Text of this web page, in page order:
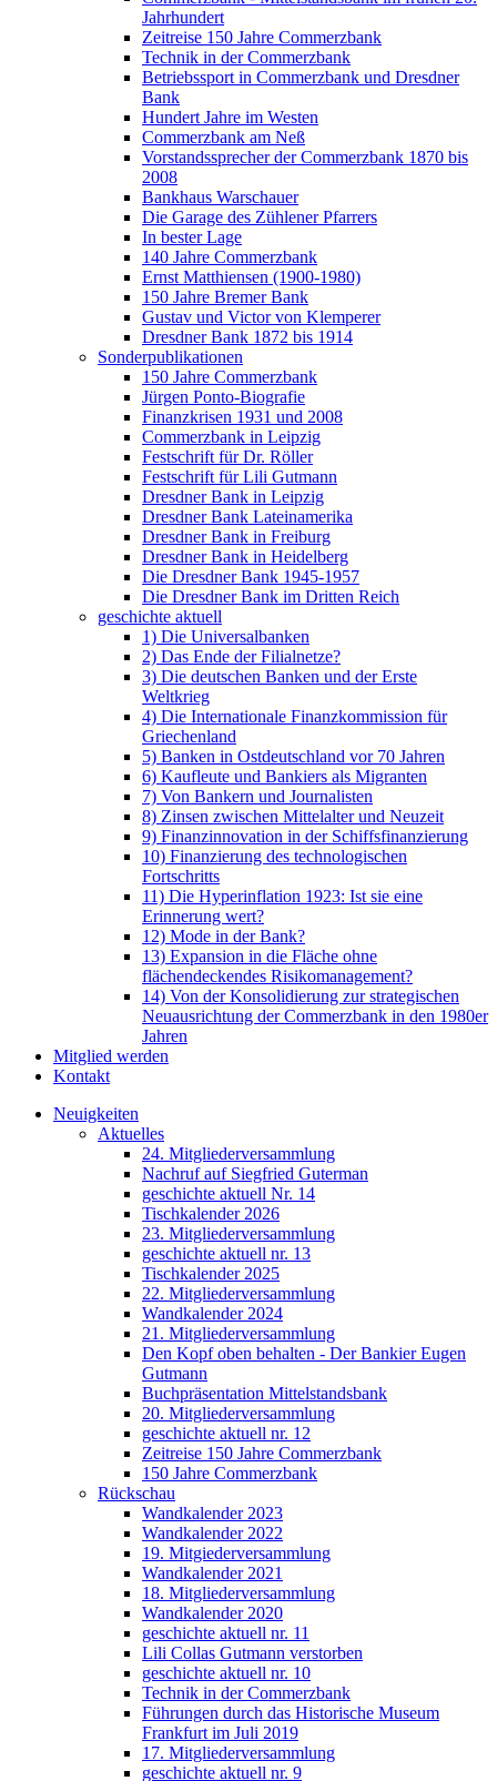
Jahrhundert
Zeitreise 150 Jahre Commerzbank
Technik in der Commerzbank
Betriebssport in Commerzbank und Dresdner
Bank
Hundert Jahre im Westen
Commerzbank am Neß
Vorstandssprecher der Commerzbank 1870 bis
2008
Bankhaus Warschauer
Die Garage des Zühlener Pfarrers
In bester Lage
140 Jahre Commerzbank
Ernst Matthiensen (1900-1980)
150 Jahre Bremer Bank
Gustav und Victor von Klemperer
Dresdner Bank 1872 bis 1914
Sonderpublikationen
150 Jahre Commerzbank
Jürgen Ponto-Biografie
Finanzkrisen 1931 und 2008
Commerzbank in Leipzig
Festschrift für Dr. Röller
Festschrift für Lili Gutmann
Dresdner Bank in Leipzig
Dresdner Bank Lateinamerika
Dresdner Bank in Freiburg
Dresdner Bank in Heidelberg
Die Dresdner Bank 1945-1957
Die Dresdner Bank im Dritten Reich
geschichte aktuell
1) Die Universalbanken
2) Das Ende der Filialnetze?
3) Die deutschen Banken und der Erste
Weltkrieg
4) Die Internationale Finanzkommission für
Griechenland
5) Banken in Ostdeutschland vor 70 Jahren
6) Kaufleute und Bankiers als Migranten
7) Von Bankern und Journalisten
8) Zinsen zwischen Mittelalter und Neuzeit
9) Finanzinnovation in der Schiffsfinanzierung
10) Finanzierung des technologischen
Fortschritts
11) Die Hyperinflation 1923: Ist sie eine
Erinnerung wert?
12) Mode in der Bank?
13) Expansion in die Fläche ohne
flächendeckendes Risikomanagement?
14) Von der Konsolidierung zur strategischen
Neuausrichtung der Commerzbank in den 1980er
Jahren
Mitglied werden
Kontakt
Neuigkeiten
Aktuelles
24. Mitgliederversammlung
Nachruf auf Siegfried Guterman
geschichte aktuell Nr. 14
Tischkalender 2026
23. Mitgliederversammlung
geschichte aktuell nr. 13
Tischkalender 2025
22. Mitgliederversammlung
Wandkalender 2024
21. Mitgliederversammlung
Den Kopf oben behalten - Der Bankier Eugen
Gutmann
Buchpräsentation Mittelstandsbank
20. Mitgliederversammlung
geschichte aktuell nr. 12
Zeitreise 150 Jahre Commerzbank
150 Jahre Commerzbank
Rückschau
Wandkalender 2023
Wandkalender 2022
19. Mitgiederversammlung
Wandkalender 2021
18. Mitgliederversammlung
Wandkalender 2020
geschichte aktuell nr. 11
Lili Collas Gutmann verstorben
geschichte aktuell nr. 10
Technik in der Commerzbank
Führungen durch das Historische Museum
Frankfurt im Juli 2019
17. Mitgliederversammlung
geschichte aktuell nr. 9